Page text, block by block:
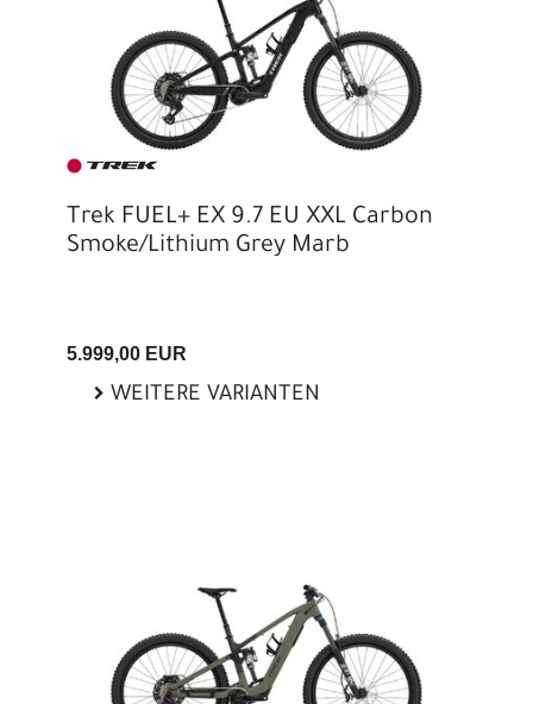
Trek FUEL+ EX 9.7 EU XXL Carbon
Smoke/Lithium Grey Marb
5.999,00 EUR
WEITERE VARIANTEN